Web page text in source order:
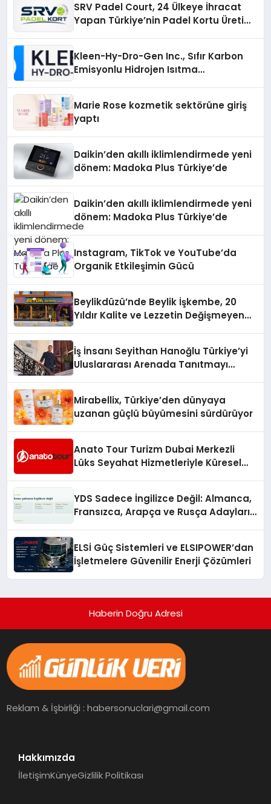
SRV Padel Court, 24 Ülkeye İhracat
Yapan Türkiye’nin Padel Kortu Üretim
Kleen-Hy-Dro-Gen Inc., Sıfır Karbon
Emisyonlu Hidrojen Isıtma
Marie Rose kozmetik sektörüne giriş
yaptı
Daikin’den akıllı iklimlendirmede yeni
dönem: Madoka Plus Türkiye’de
Daikin’den akıllı iklimlendirmede yeni
dönem: Madoka Plus Türkiye’de
Instagram, TikTok ve YouTube’da
Organik Etkileşimin Gücü
Beylikdüzü’nde Beylik İşkembe, 20
Yıldır Kalite ve Lezzetin Değişmeyen
İş İnsanı Seyithan Hanoğlu Türkiye’yi
Uluslararası Arenada Tanıtmayı
Mirabellix, Türkiye’den dünyaya
uzanan güçlü büyümesini sürdürüyor
Anato Tour Turizm Dubai Merkezli
Lüks Seyahat Hizmetleriyle Küresel
YDS Sadece İngilizce Değil: Almanca,
Fransızca, Arapça ve Rusça Adayları
ELSİ Güç Sistemleri ve ELSIPOWER’dan
İşletmelere Güvenilir Enerji Çözümleri
Haberin Doğru Adresi
Reklam & İşbirliği : habersonuclari@gmail.com
Hakkımızda
İletişimKünyeGizlilik Politikası